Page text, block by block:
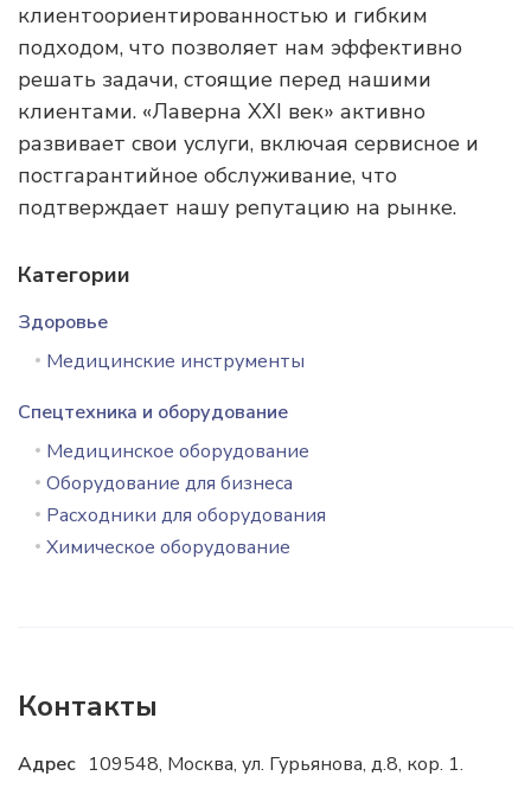
клиентоориентированностью и гибким
подходом, что позволяет нам эффективно
решать задачи, стоящие перед нашими
клиентами. «Лаверна XXI век» активно
развивает свои услуги, включая сервисное и
постгарантийное обслуживание, что
подтверждает нашу репутацию на рынке.
Категории
Здоровье
Медицинские инструменты
Спецтехника и оборудование
Медицинское оборудование
Оборудование для бизнеса
Расходники для оборудования
Химическое оборудование
Контакты
Адрес 109548, Москва, ул. Гурьянова, д.8, кор. 1.